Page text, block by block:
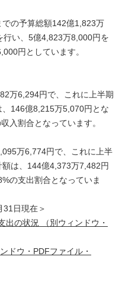
の予算総額142億1,823万
い、5億4,823万8,000円を
円としています。
万6,294円で、これに上半期
146億8,215万5,070円とな
入割合となっています。
万6,774円で、これに上半
は、144億4,373万7,482円
の支出割合となっていま
31日現在＞
出の状況 （別ウィンドウ・
ドウ・PDFファイル・